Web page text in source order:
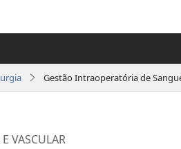
Gestão Intraoperatória de
VASCULAR